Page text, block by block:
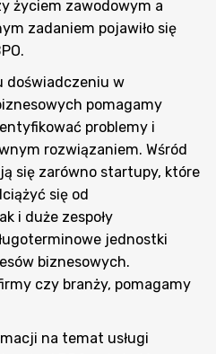
życiem zawodowym a
zadaniem pojawiło się
doświadczeniu w
pomagamy
problemy i
rozwiązaniem. Wśród
się zarówno startupy, które
się od
i duże zespoły
jednostki
biznesowych.
czy branży, pomagamy
na temat usługi